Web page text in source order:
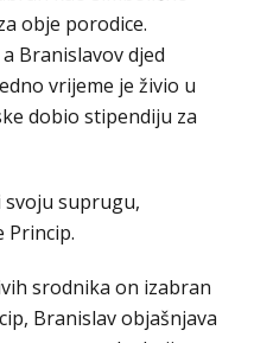
obje porodice.
Branislavov djed
vrijeme je živio u
dobio stipendiju za
svoju suprugu,
Princip.
srodnika on izabran
Branislav objašnjava